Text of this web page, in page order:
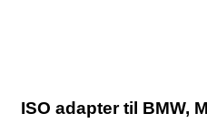
ISO adapter til BMW,